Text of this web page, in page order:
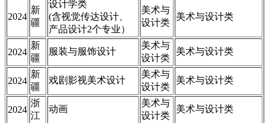
2024
新
疆
设计学类
(含视觉传达设计、
产品设计2个专业）
美术与
设计类
美术与设计类
2024
新
疆
服装与服饰设计
美术与
设计类
美术与设计类
2024
新
疆
戏剧影视美术设计
美术与
设计类
美术与设计类
2024
浙
江
动画
美术与
设计类
美术与设计类